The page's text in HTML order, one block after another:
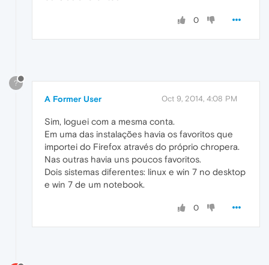
0
?
A Former User Oct 9, 2014, 4:08 PM
Sim, loguei com a mesma conta.
Em uma das instalações havia os favoritos que
importei do Firefox através do próprio chropera.
Nas outras havia uns poucos favoritos.
Dois sistemas diferentes: linux e win 7 no desktop
e win 7 de um notebook.
0